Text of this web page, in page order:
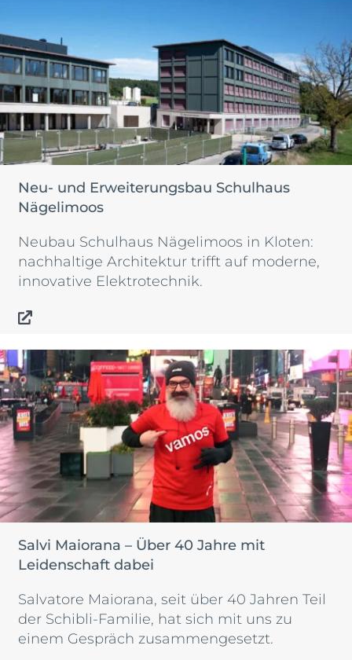
Neu- und Erweiterungsbau Schulhaus
Nägelimoos
Neubau Schulhaus Nägelimoos in Kloten:
nachhaltige Architektur trifft auf moderne,
innovative Elektrotechnik.
Salvi Maiorana – Über 40 Jahre mit
Leidenschaft dabei
Salvatore Maiorana, seit über 40 Jahren Teil
der Schibli-Familie, hat sich mit uns zu
einem Gespräch zusammengesetzt.